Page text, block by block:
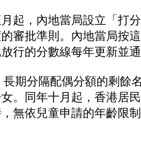
月起，內地當局設立「打
審批準則。內地當局按
行的分數線每年更新並
長期分隔配偶分額的剩餘
。同年十月起，香港居
無依兒童申請的年齡限